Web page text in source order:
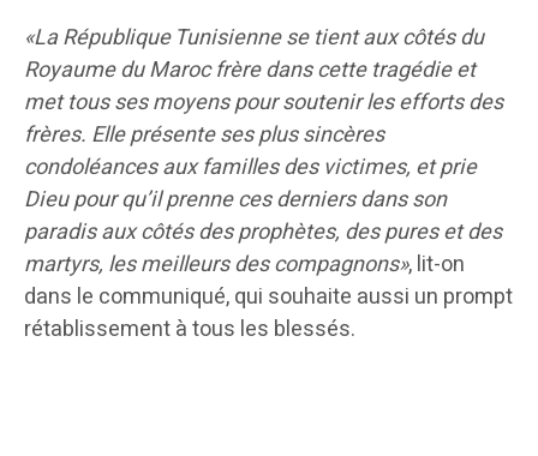
«La République Tunisienne se tient aux côtés du
Royaume du Maroc frère dans cette tragédie et
met tous ses moyens pour soutenir les efforts des
frères. Elle présente ses plus sincères
condoléances aux familles des victimes, et prie
Dieu pour qu’il prenne ces derniers dans son
paradis aux côtés des prophètes, des pures et des
martyrs, les meilleurs des compagnons», lit-on
dans le communiqué, qui souhaite aussi un prompt
rétablissement à tous les blessés.